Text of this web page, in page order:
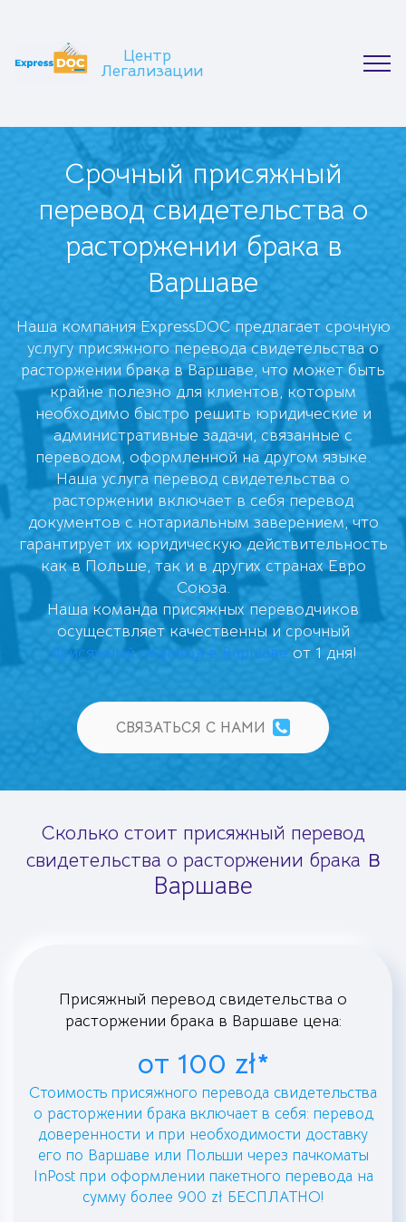
Центр
Легализации
Срочный присяжный
перевод свидетельства о
расторжении брака в
Варшаве
Наша компания ExpressDOC предлагает срочную
услугу присяжного перевода свидетельства о
расторжении брака в Варшаве, что может быть
крайне полезно для клиентов, которым
необходимо быстро решить юридические и
административные задачи, связанные с
переводом, оформленной на другом языке.
Наша услуга перевод свидетельства о
расторжении включает в себя перевод
документов с нотариальным заверением, что
гарантирует их юридическую действительность
как в Польше, так и в других странах Евро
Союза.
Наша команда присяжных переводчиков
осуществляет качественны и срочный
присяжный перевод в Варшаве от 1 дня!
СВЯЗАТЬСЯ С НАМИ
Сколько стоит присяжный перевод
свидетельства о расторжении брака в
Варшаве
Присяжный перевод свидетельства о
расторжении брака в Варшаве цена:
от 100 zł*
Стоимость присяжного перевода свидетельства
о расторжении брака включает в себя: перевод
доверенности и при необходимости доставку
его по Варшаве или Польши через пачкоматы
InPost при оформлении пакетного перевода на
сумму более 900 zł БЕСПЛАТНО!